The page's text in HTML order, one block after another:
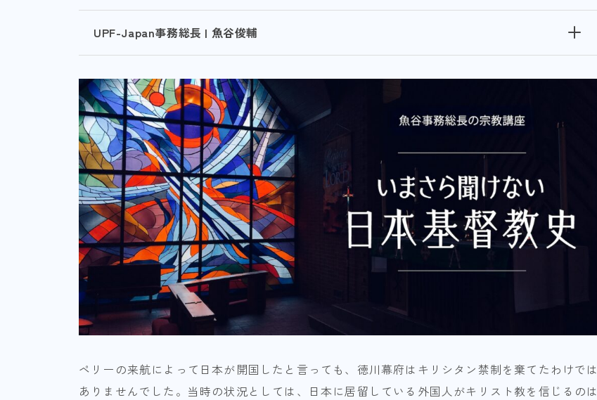
UPF-Japan事務総長 | 魚谷俊輔
ペリーの来航によって日本が開国したと言っても、徳川幕府はキリシタン禁制を棄てたわけでは
ありませんでした。当時の状況としては、日本に居留している外国人がキリスト教を信じるのは